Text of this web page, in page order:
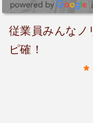
従業員みんなノ
ピ確！